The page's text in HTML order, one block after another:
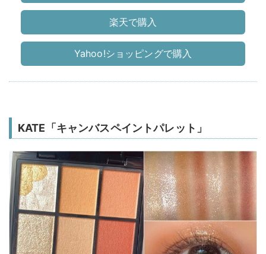
楽天で購入
Yahoo!ショッピングで購入
KATE「キャンバスペイントパレット」